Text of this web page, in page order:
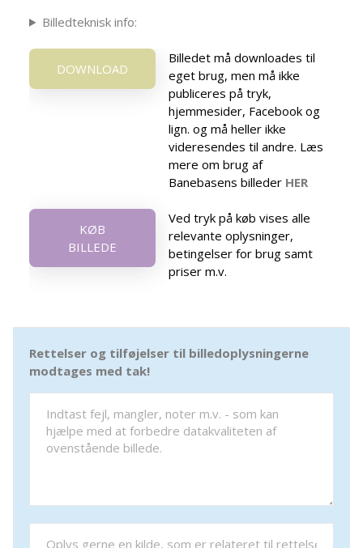
Billedteknisk info:
DOWNLOAD
Billedet må downloades til
eget brug, men må ikke
publiceres på tryk,
hjemmesider, Facebook og
lign. og må heller ikke
videresendes til andre. Læs
mere om brug af
Banebasens billeder HER
KØB
BILLEDE
Ved tryk på køb vises alle
relevante oplysninger,
betingelser for brug samt
priser m.v.
Rettelser og tilføjelser til billedoplysningerne
modtages med tak!